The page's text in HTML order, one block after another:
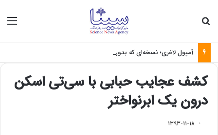
آمپول لاغری؛ نسخه‌ای که بدون تغذیه خطرناک می‌شود
کشف عجایب حبابی با سی‌تی اسکن
درون یک ابرنواختر
۱۳۹۳-۱۱-۱۸